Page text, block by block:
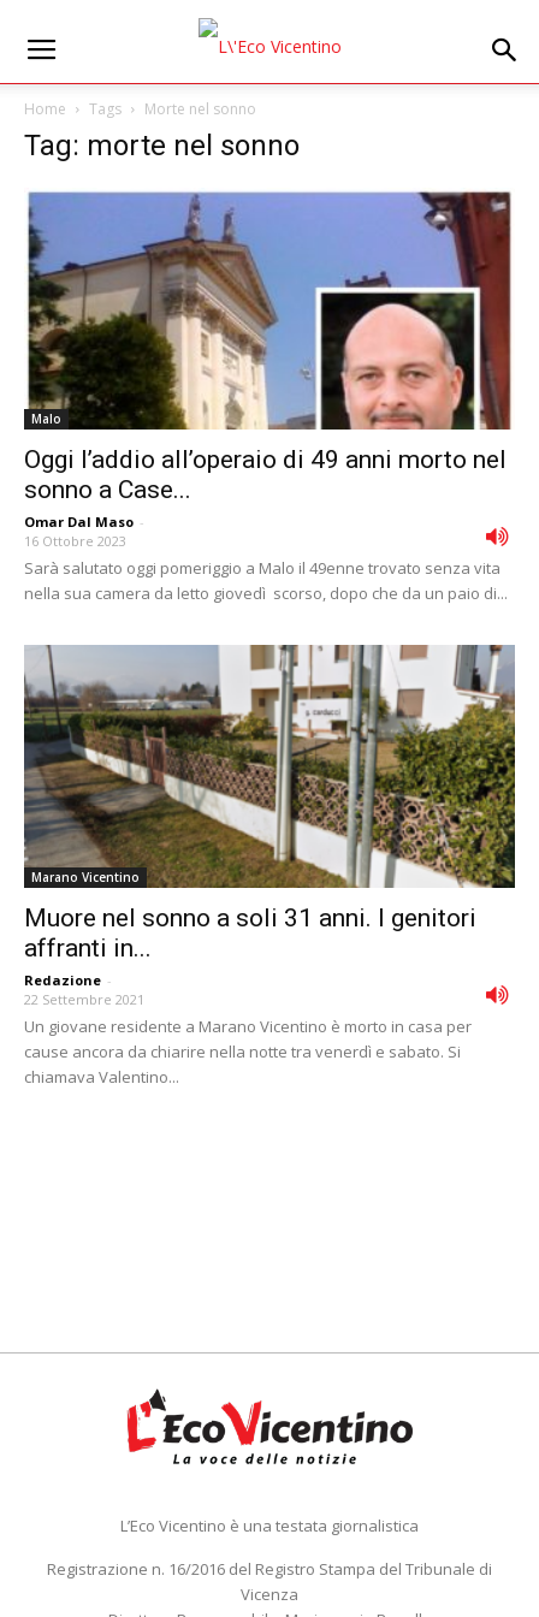
Home Tags Morte nel sonno
Tag: morte nel sonno
Malo
Oggi l’addio all’operaio di 49 anni morto nel
sonno a Case...
Omar Dal Maso -
16 Ottobre 2023
Sarà salutato oggi pomeriggio a Malo il 49enne trovato senza vita
nella sua camera da letto giovedì scorso, dopo che da un paio di...
Marano Vicentino
Muore nel sonno a soli 31 anni. I genitori
affranti in...
Redazione -
22 Settembre 2021
Un giovane residente a Marano Vicentino è morto in casa per
cause ancora da chiarire nella notte tra venerdì e sabato. Si
chiamava Valentino...
L’Eco Vicentino è una testata giornalistica
Registrazione n. 16/2016 del Registro Stampa del Tribunale di
Vicenza